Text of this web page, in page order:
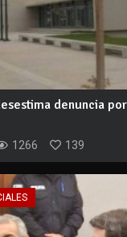
denuncia
1266 139